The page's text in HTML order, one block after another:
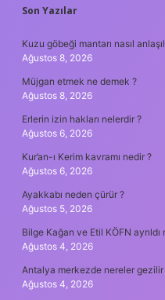
SIDEBAR
Son Yazılar
Kuzu göbeği mantarı nasıl
Ağustos 8, 2026
Müjgan etmek ne demek ?
Ağustos 8, 2026
Erlerin izin hakları nelerdir ?
Ağustos 6, 2026
Kur’an-ı Kerim kavramı nedir ?
Ağustos 6, 2026
Ayakkabı neden çürür ?
Ağustos 5, 2026
Bilge Kağan ve Etil KÖFN ayrıldı
Ağustos 4, 2026
Antalya merkezde nereler gezilir
Ağustos 4, 2026